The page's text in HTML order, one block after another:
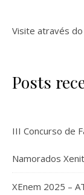
Visite através do
Posts
III Concurso de
Namorados
XEnem 2025 –